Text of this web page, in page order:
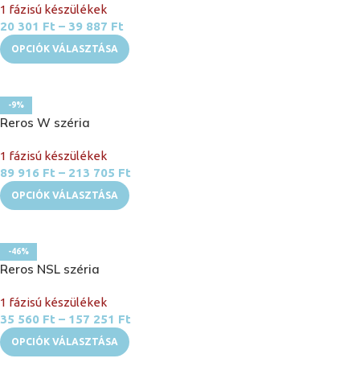
1 fázisú készülékek
20 301 Ft – 39 887 Ft
OPCIÓK VÁLASZTÁSA
-9%
Reros W széria
1 fázisú készülékek
89 916 Ft – 213 705 Ft
OPCIÓK VÁLASZTÁSA
-46%
Reros NSL széria
1 fázisú készülékek
35 560 Ft – 157 251 Ft
OPCIÓK VÁLASZTÁSA